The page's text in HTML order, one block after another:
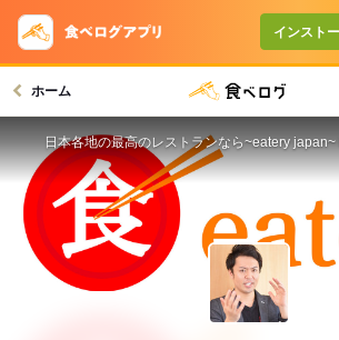
インスト
ホーム
日本各地の最高のレストランなら~eatery